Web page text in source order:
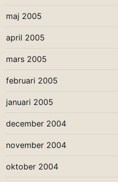
maj 2005
april 2005
mars 2005
februari 2005
januari 2005
december 2004
november 2004
oktober 2004